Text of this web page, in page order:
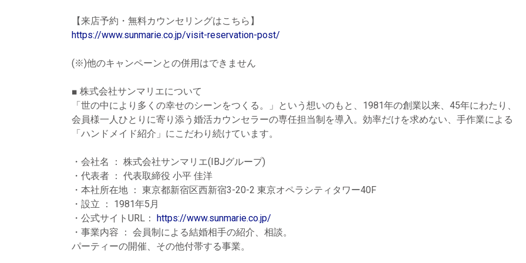
【来店予約・無料カウンセリングはこちら】
https://www.sunmarie.co.jp/visit-reservation-post/
(※)他のキャンペーンとの併用はできません
■ 株式会社サンマリエについて
「世の中により多くの幸せのシーンをつくる。」という想いのもと、1981年の創業以来、45年にわたり、
会員様一人ひとりに寄り添う婚活カウンセラーの専任担当制を導入。効率だけを求めない、手作業による
「ハンドメイド紹介」にこだわり続けています。
・会社名 ： 株式会社サンマリエ(IBJグループ)
・代表者 ： 代表取締役 小平 佳洋
・本社所在地 ： 東京都新宿区西新宿3-20-2 東京オペラシティタワー40F
・設立 ： 1981年5月
・公式サイトURL：
https://www.sunmarie.co.jp/
・事業内容 ： 会員制による結婚相手の紹介、相談。
パーティーの開催、その他付帯する事業。